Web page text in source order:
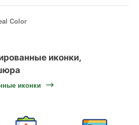
Color
иконки,
иконки